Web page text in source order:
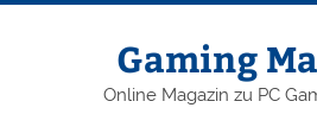
Zum
Gaming
Online Magazin zu PC